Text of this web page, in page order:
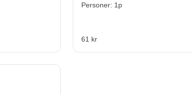
Personer: 1p
61 kr